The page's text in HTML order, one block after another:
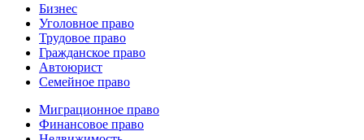
Бизнес
Уголовное право
Трудовое право
Гражданское право
Автоюрист
Семейное право
Миграционное право
Финансовое право